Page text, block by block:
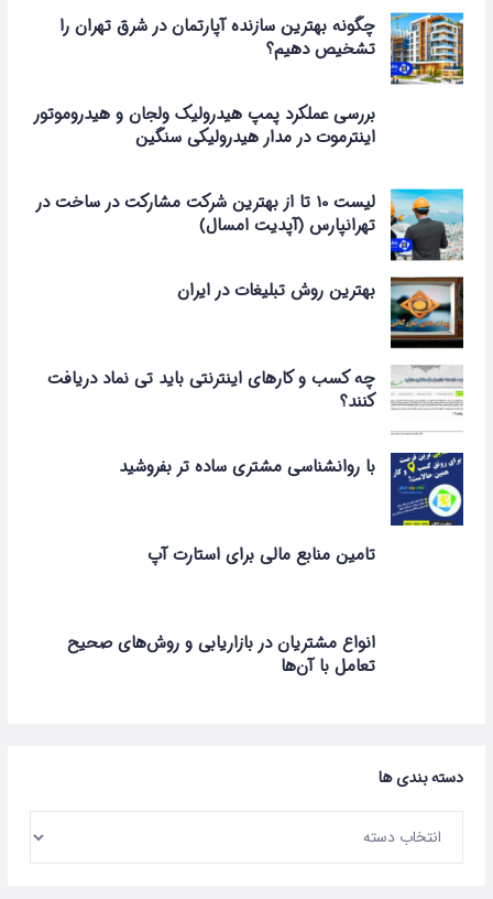
چگونه بهترین سازنده آپارتمان در شرق تهران را
تشخیص دهیم؟
بررسی عملکرد پمپ هیدرولیک ولجان و هیدروموتور
اینترموت در مدار هیدرولیکی سنگین
لیست 10 تا از بهترین شرکت مشارکت در ساخت در
تهرانپارس (آپدیت امسال)
بهترین روش تبلیغات در ایران
چه کسب و کارهای اینترنتی باید تی‌ نماد دریافت
کنند؟
با روانشناسی مشتری ساده تر بفروشید
تامین منابع مالی برای استارت آپ
انواع مشتریان در بازاریابی و روش‌های صحیح
تعامل با آن‌ها
دسته بندی ها